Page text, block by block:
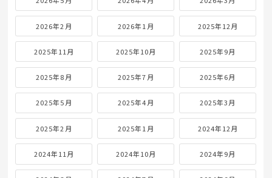
2026年2月 2026年1月 2025年12月
2025年11月 2025年10月 2025年9月
2025年8月 2025年7月 2025年6月
2025年5月 2025年4月 2025年3月
2025年2月 2025年1月 2024年12月
2024年11月 2024年10月 2024年9月